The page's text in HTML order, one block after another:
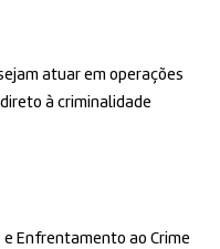
atuar em operações
à criminalidade
Enfrentamento ao Crime